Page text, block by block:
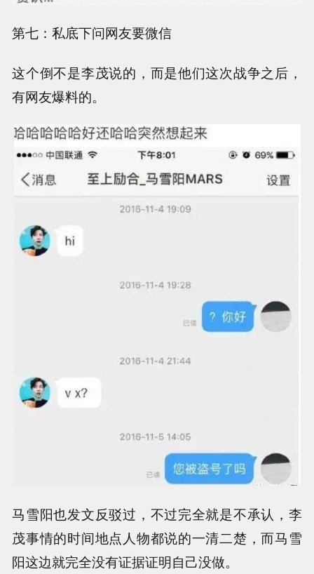
第七：私底下问网友要微信
这个倒不是李茂说的，而是他们这次战争之后，
有网友爆料的。
马雪阳也发文反驳过，不过完全就是不承认，李
茂事情的时间地点人物都说的一清二楚，而马雪
阳这边就完全没有证据证明自己没做。